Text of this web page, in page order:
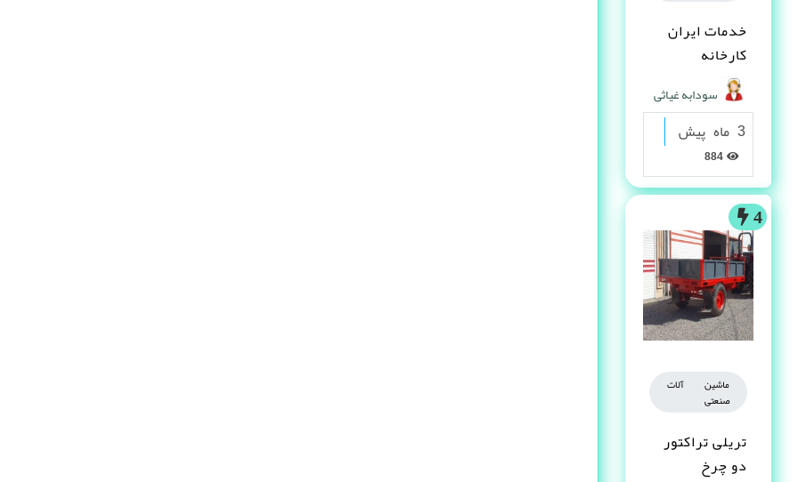
خدمات ایران
کارخانه
سودابه غیاثی
3 ماه پیش
4
ماشین آلات
صنعتی
تریلی تراکتور
دو چرخ